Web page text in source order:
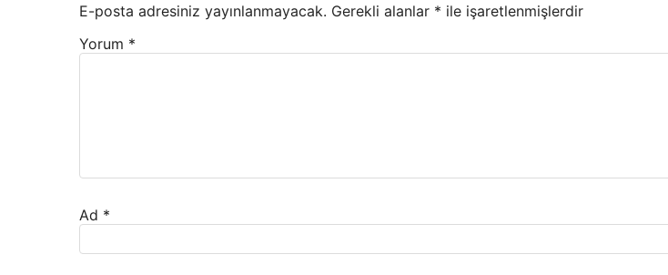
E-posta adresiniz yayınlanmayacak. Gerekli alanlar * ile işaretlenmişlerdir
Yorum *
Ad *